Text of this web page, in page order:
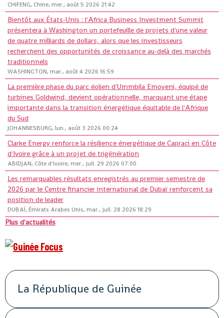
CHIFENG, Chine, mer., août 5 2026 21:42
Bientôt aux États-Unis : l'Africa Business Investment Summit
présentera à Washington un portefeuille de projets d'une valeur
de quatre milliards de dollars, alors que les investisseurs
recherchent des opportunités de croissance au-delà des marchés
traditionnels
WASHINGTON, mar., août 4 2026 16:59
La première phase du parc éolien d'Ummbila Emoyeni, équipé de
turbines Goldwind, devient opérationnelle, marquant une étape
importante dans la transition énergétique équitable de l'Afrique
du Sud
JOHANNESBURG, lun., août 3 2026 00:24
Clarke Energy renforce la résilience énergétique de Capraci en Côte
d'Ivoire grâce à un projet de trigénération
ABIDJAN, Côte d'Ivoire, mer., juil. 29 2026 07:00
Les remarquables résultats enregistrés au premier semestre de
2026 par le Centre financier international de Dubaï renforcent sa
position de leader
DUBAÏ, Émirats Arabes Unis, mar., juil. 28 2026 18:29
Plus d'actualités
La République de Guinée